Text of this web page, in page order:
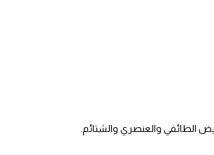
الطائفي والعنصري والشتائم.